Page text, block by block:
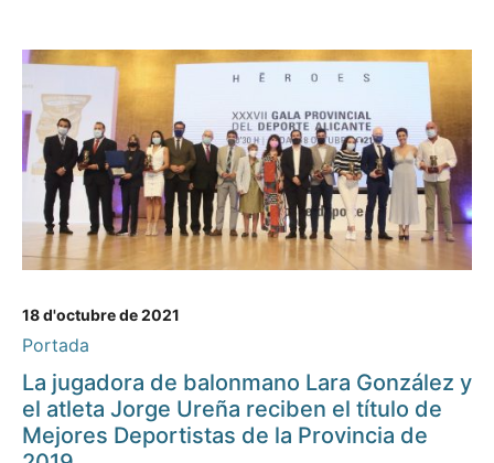
18 d'octubre de 2021
Portada
La jugadora de balonmano Lara González y
el atleta Jorge Ureña reciben el título de
Mejores Deportistas de la Provincia de